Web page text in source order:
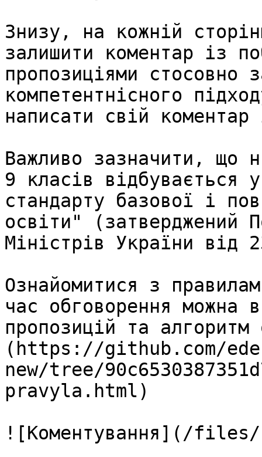
Знизу, на кожній
залишити коментар із
пропозиціями стосовно
компетентнісного
написати свій
Важливо зазначити, що
9 класів відбувається
стандарту базової і
освіти" (затверджений
Міністрів України
Ознайомитися з
час обговорення можна
пропозицій та
(https://github.com/
new/tree/
pravyla.html)
![Коментування](/files/-